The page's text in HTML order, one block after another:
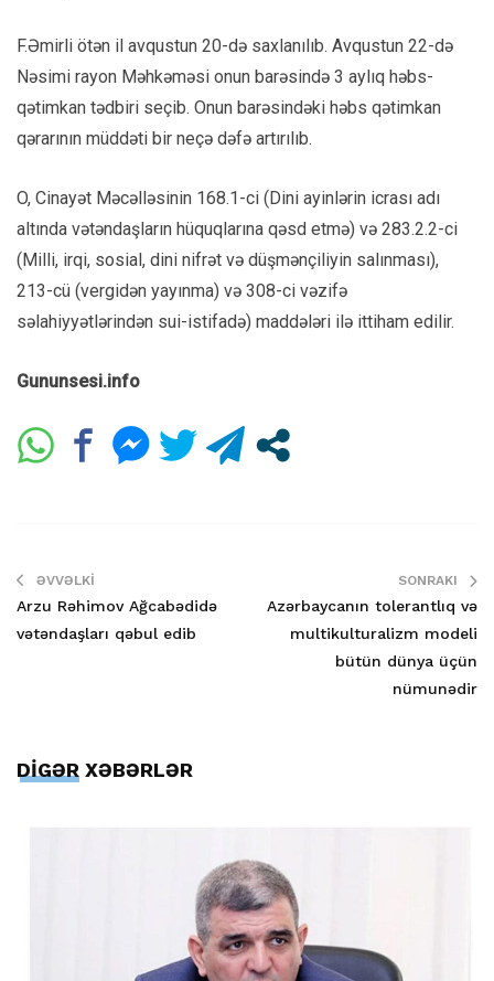
F.Əmirli ötən il avqustun 20-də saxlanılıb. Avqustun 22-də
Nəsimi rayon Məhkəməsi onun barəsində 3 aylıq həbs-
qətimkan tədbiri seçib. Onun barəsindəki həbs qətimkan
qərarının müddəti bir neçə dəfə artırılıb.
O, Cinayət Məcəlləsinin 168.1-ci (Dini ayinlərin icrası adı
altında vətəndaşların hüquqlarına qəsd etmə) və 283.2.2-ci
(Milli, irqi, sosial, dini nifrət və düşmənçiliyin salınması),
213-cü (vergidən yayınma) və 308-ci vəzifə
səlahiyyətlərindən sui-istifadə) maddələri ilə ittiham edilir.
Gununsesi.info
ƏVVƏLKI
Arzu Rəhimov Ağcabədidə
vətəndaşları qəbul edib
SONRAKI
Azərbaycanın tolerantlıq və
multikulturalizm modeli
bütün dünya üçün
nümunədir
DİGƏR XƏBƏRLƏR